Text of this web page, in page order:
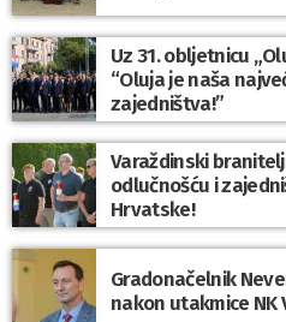
Uz 31. obljetnicu
“Oluja je naša
zajedništva!”
Varaždinski
odlučnošću i
Hrvatske!
Gradonačelnik
nakon utakmice NK